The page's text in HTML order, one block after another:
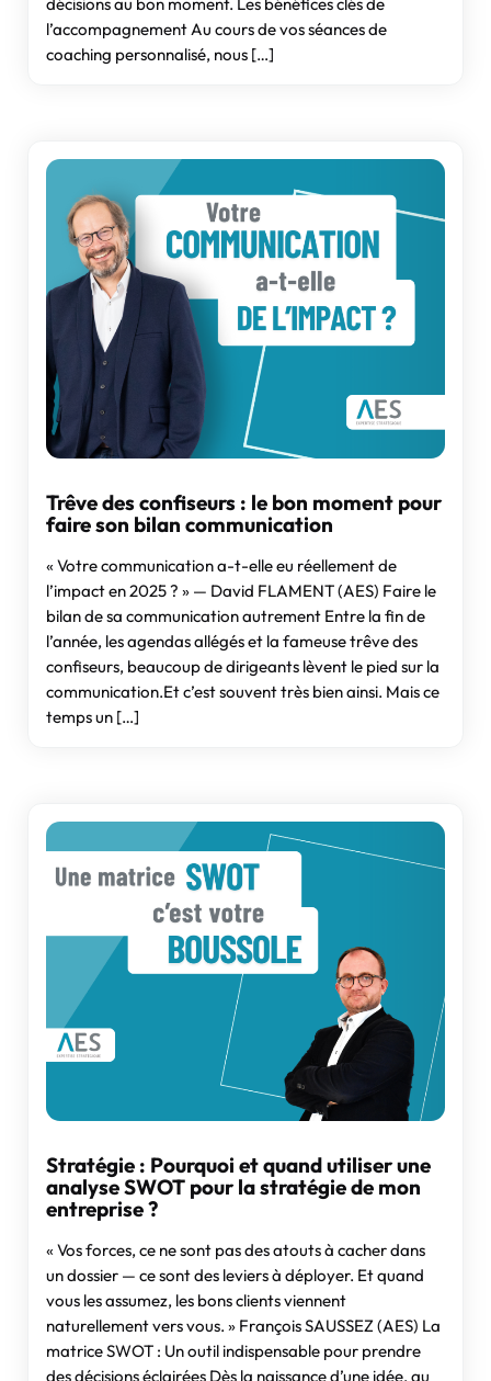
l’accompagnement Au cours de vos séances de
coaching personnalisé, nous […]
Trêve des confiseurs : le bon moment pour
faire son bilan communication
« Votre communication a-t-elle eu réellement de
l’impact en 2025 ? » — David FLAMENT (AES) Faire le
bilan de sa communication autrement Entre la fin de
l’année, les agendas allégés et la fameuse trêve des
confiseurs, beaucoup de dirigeants lèvent le pied sur la
communication.Et c’est souvent très bien ainsi. Mais ce
temps un […]
Stratégie : Pourquoi et quand utiliser une
analyse SWOT pour la stratégie de mon
entreprise ?
« Vos forces, ce ne sont pas des atouts à cacher dans
un dossier — ce sont des leviers à déployer. Et quand
vous les assumez, les bons clients viennent
naturellement vers vous. » François SAUSSEZ (AES) La
matrice SWOT : Un outil indispensable pour prendre
des décisions éclairées Dès la naissance d’une idée, au